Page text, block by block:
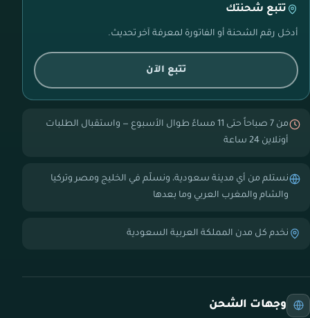
تتبع شحنتك
أدخل رقم الشحنة أو الفاتورة لمعرفة آخر تحديث.
تتبع الآن
من 7 صباحاً حتى 11 مساءً طوال الأسبوع — واستقبال الطلبات
أونلاين 24 ساعة
نستلم من أي مدينة سعودية، ونسلّم في الخليج ومصر وتركيا
والشام والمغرب العربي وما بعدها
نخدم كل مدن المملكة العربية السعودية
وجهات الشحن